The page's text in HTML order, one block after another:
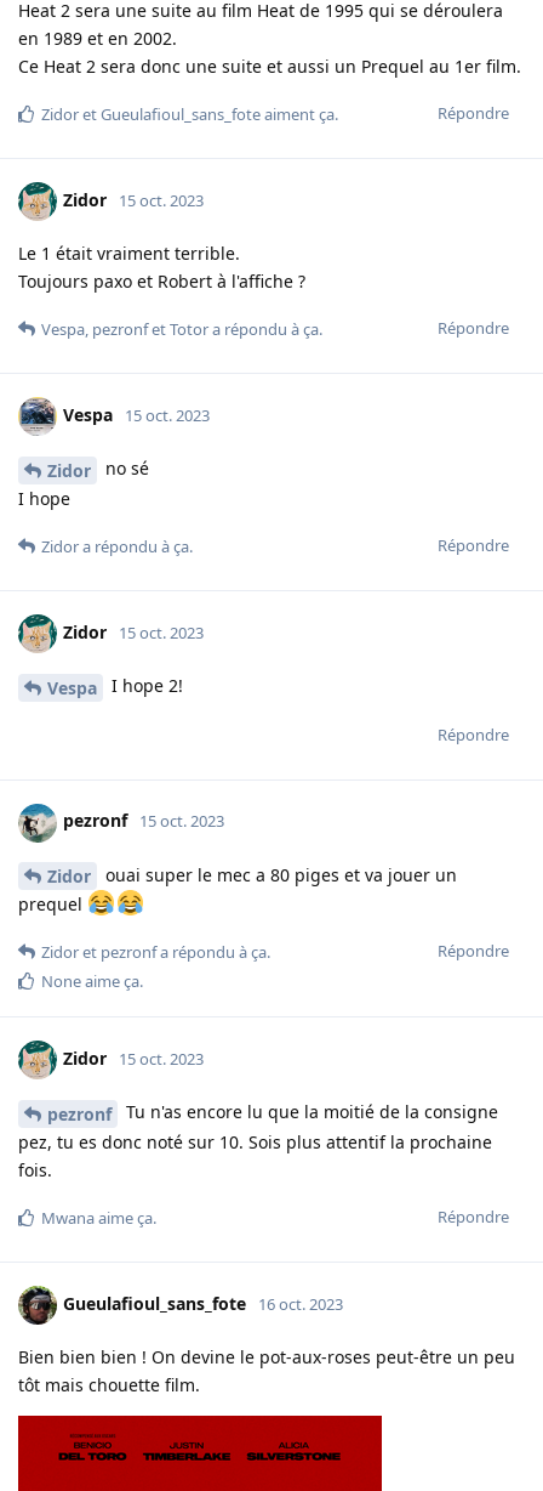
Heat 2 sera une suite au film Heat de 1995 qui se déroulera
en 1989 et en 2002.
Ce Heat 2 sera donc une suite et aussi un Prequel au 1er film.
Répondre
ZidoretGueulafioul_sans_foteaiment ça.
Zidor 15 oct. 2023
Le 1 était vraiment terrible.
Toujours paxo et Robert à l'affiche ?
Répondre
Vespa, pezronfetTotora répondu à ça.
Vespa 15 oct. 2023
Zidor
no sé
I hope
Répondre
Zidora répondu à ça.
Zidor 15 oct. 2023
Vespa I hope 2!
Répondre
pezronf 15 oct. 2023
Zidor
ouai super le mec a 80 piges et va jouer un
prequel
Répondre
Zidoret pezronfa répondu à ça.
Noneaime ça.
Zidor 15 oct. 2023
pezronf
Tu n'as encore lu que la moitié de la consigne
pez, tu es donc noté sur 10. Sois plus attentif la prochaine
fois.
Répondre
Mwanaaime ça.
Gueulafioul_sans_fote 16 oct. 2023
Bien bien bien ! On devine le pot-aux-roses peut-être un peu
tôt mais chouette film.